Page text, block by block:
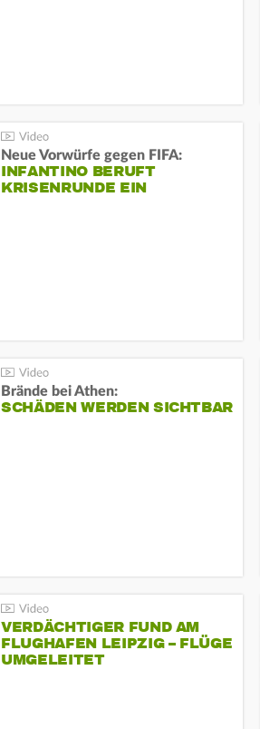
Neue Vorwürfe gegen FIFA:
INFANTINO BERUFT
KRISENRUNDE EIN
Brände bei Athen:
SCHÄDEN WERDEN SICHTBAR
VERDÄCHTIGER FUND AM
FLUGHAFEN LEIPZIG – FLÜGE
UMGELEITET